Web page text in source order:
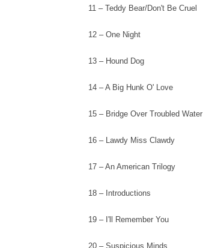
11 – Teddy Bear/Don't Be Cruel
12 – One Night
13 – Hound Dog
14 – A Big Hunk O' Love
15 – Bridge Over Troubled Water
16 – Lawdy Miss Clawdy
17 – An American Trilogy
18 – Introductions
19 – I'll Remember You
20 – Suspicious Minds